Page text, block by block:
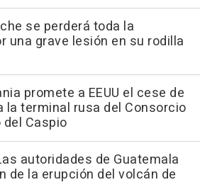
se perderá toda la
una grave lesión en su rodilla
promete a EEUU el cese de
la terminal rusa del Consorcio
Caspio
autoridades de Guatemala
de la erupción del volcán de